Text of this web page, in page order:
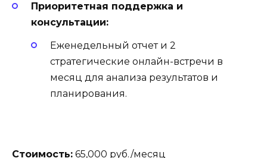
Приоритетная поддержка и
консультации:
Еженедельный отчет и 2
стратегические онлайн-встречи в
месяц для анализа результатов и
планирования.
Стоимость: 65,000 руб./месяц